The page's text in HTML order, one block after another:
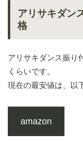
アリサキダン
格
アリサキダンス振り
くらいです。
現在の最安値は、以
amazon